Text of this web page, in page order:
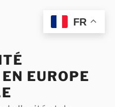
EUROPE
FR